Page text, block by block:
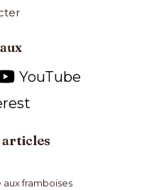
YouTube
articles
framboises